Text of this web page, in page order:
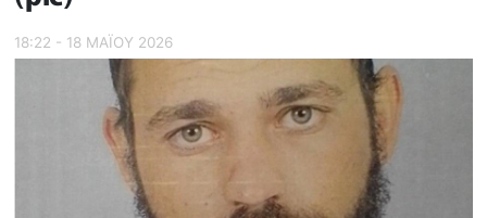
18:22 - 18 ΜΑΪ́ΟΥ 2026